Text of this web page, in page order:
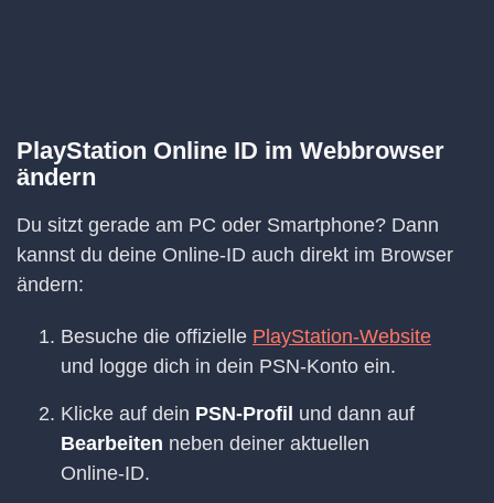
PlayStation Online ID im Webbrowser
ändern
Du sitzt gerade am PC oder Smartphone? Dann
kannst du deine Online-ID auch direkt im Browser
ändern:
Besuche die offizielle PlayStation-Website
und logge dich in dein PSN-Konto ein.
Klicke auf dein PSN-Profil und dann auf
Bearbeiten neben deiner aktuellen
Online-ID.